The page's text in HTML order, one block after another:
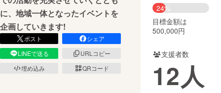
CAMPFIRE for Social Good
CAMPFIRE Creation
CAMPFIREふるさと納税
machi-ya コミュニティ
に、地域一体となったイベントを
企画していきます!
ポスト
シェア
LINEで送る
URLコピー
埋め込み
QRコード
24%
目標金額は
500,000円
支援者数
12人